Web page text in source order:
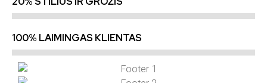
100% LAIMINGAS KLIENTAS